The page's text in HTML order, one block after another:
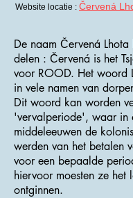
Website locatie : Červená
De naam Červená
delen : Červená is het
voor ROOD. Het woord
in vele namen van
Dit woord kan worden
'vervalperiode', waar in
middeleeuwen de
werden van het betalen
voor een bepaalde
hiervoor moesten ze het
ontginnen.